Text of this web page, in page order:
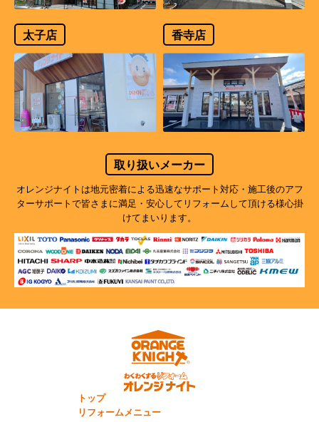
太子店 香寺店
取り扱いメーカー
オレンジナイトは地元密着による迅速なサポート対応・施工後のアフ
ターサポートで皆さまに満足・安心してリフォームして頂ける様心掛
けてまいります。
トップ
リフォームメニュー